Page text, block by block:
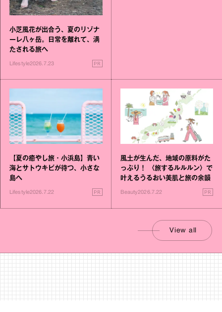
小芝風花が出合う、夏のリゾナ
ーレ八ヶ岳。日常を離れて、満
たされる旅へ
Lifestyle2026.7.23 PR
【夏の癒やし旅・小浜島】青い
海とサトウキビが待つ、小さな
島へ
Lifestyle2026.7.22 PR
風土が生んだ、地域の原料がた
っぷり！ 〈旅するルルルン〉で
叶えるうるおい美肌と旅の余韻
Beauty2026.7.22 PR
View all